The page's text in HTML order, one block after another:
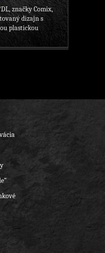
značky Comix,
dizajn s
plastickou